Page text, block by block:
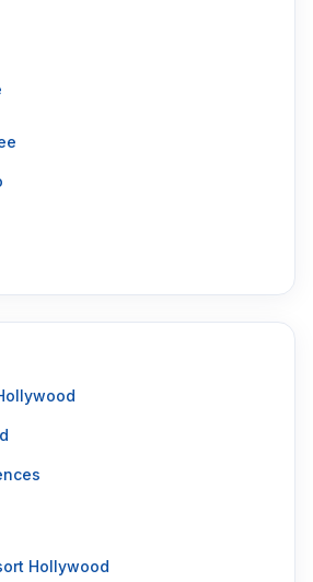
Hollywood